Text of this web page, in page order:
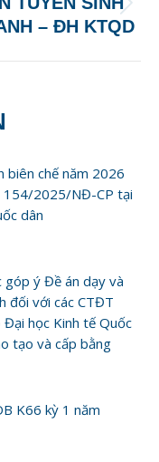
– ĐH KTQD
biên chế năm 2026
154/2025/NĐ-CP tại
dân
góp ý Đề án dạy và
đối với các CTĐT
học Kinh tế Quốc
tạo và cấp bằng
K66 kỳ 1 năm